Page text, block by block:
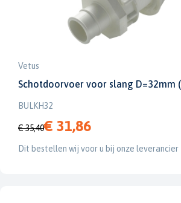
Vetus
Schotdoorvoer voor slang D=32mm
BULKH32
€ 35,40€ 31,86
Dit bestellen wij voor u bij onze leverancier